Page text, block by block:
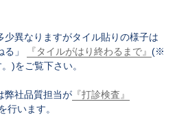
異なりますがタイル貼りの様子は
る」
『タイルがはり終わるまで』 (※
)をご覧下さい。
弊社品質担当が 『打診検査』
います。